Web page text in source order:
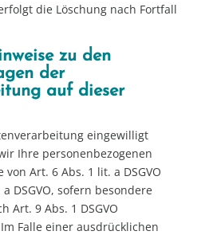
die Löschung nach Fortfall
zu den
der
auf dieser
eingewilligt
Ihre personenbezogenen
Art. 6 Abs. 1 lit. a DSGVO
DSGVO, sofern besondere
Art. 9 Abs. 1 DSGVO
Falle einer ausdrücklichen